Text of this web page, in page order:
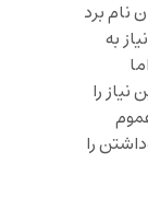
نام برد
به
را
را